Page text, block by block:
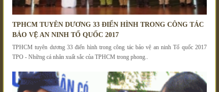
TPHCM TUYÊN DƯƠNG 33 ĐIỂN HÌNH TRONG CÔNG TÁC
BẢO VỆ AN NINH TỔ QUỐC 2017
TPHCM tuyên dương 33 điển hình trong công tác bảo vệ an ninh Tổ quốc 2017
TPO - Những cá nhân xuất sắc của TPHCM trong phong..